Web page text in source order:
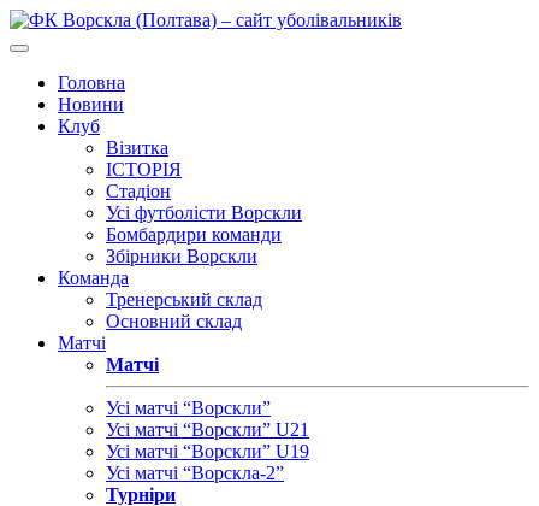
Головна
Новини
Клуб
Візитка
ІСТОРІЯ
Стадіон
Усі футболісти Ворскли
Бомбардири команди
Збірники Ворскли
Команда
Тренерський склад
Основний склад
Матчі
Матчі
Усі матчі “Ворскли”
Усі матчі “Ворскли” U21
Усі матчі “Ворскли” U19
Усі матчі “Ворскла-2”
Турніри